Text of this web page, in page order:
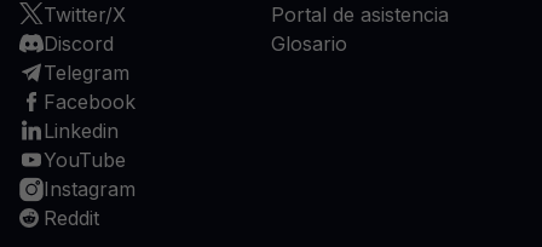
Twitter/X
Discord
Telegram
Facebook
Linkedin
YouTube
Instagram
Reddit
Portal de asistencia
Glosario